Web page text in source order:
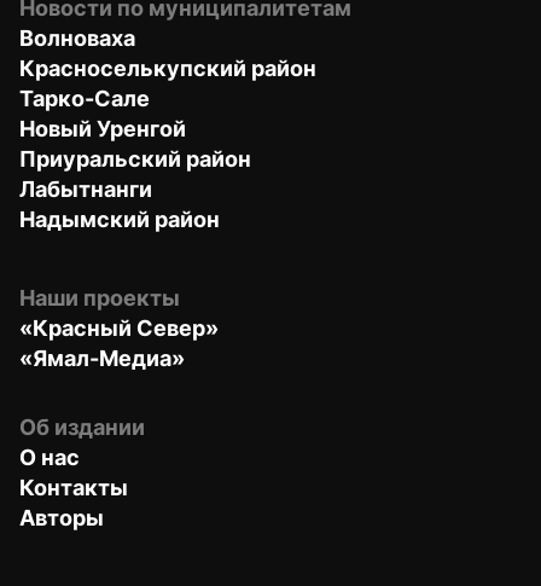
Новости по муниципалитетам
Волноваха
Красноселькупский район
Тарко-Сале
Новый Уренгой
Приуральский район
Лабытнанги
Надымский район
Наши проекты
«Красный Север»
«Ямал-Медиа»
Об издании
О нас
Контакты
Авторы